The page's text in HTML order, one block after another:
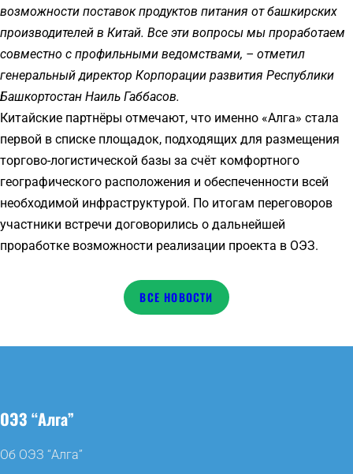
возможности поставок продуктов питания от башкирских
производителей в Китай. Все эти вопросы мы проработаем
совместно с профильными ведомствами, – отметил
генеральный директор Корпорации развития Республики
Башкортостан Наиль Габбасов.
Китайские партнёры отмечают, что именно «Алга» стала
первой в списке площадок, подходящих для размещения
торгово-логистической базы за счёт комфортного
географического расположения и обеспеченности всей
необходимой инфраструктурой. По итогам переговоров
участники встречи договорились о дальнейшей
проработке возможности реализации проекта в ОЭЗ.
НОВОСТИ
ОЭЗ “Алга”
Об ОЭЗ “Алга”